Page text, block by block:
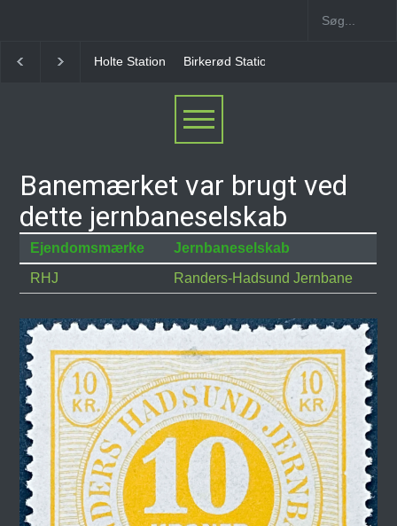
Holte Station Birkerød Station
Banemærket var brugt ved
dette jernbaneselskab
Ejendomsmærke
Jernbaneselskab
RHJ
Randers-Hadsund Jernbane